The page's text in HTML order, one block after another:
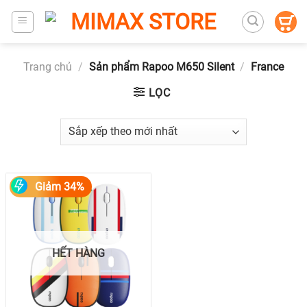
Trang chủ / Sản phẩm Rapoo M650 Silent / France
LỌC
Giảm 34%
HẾT HÀNG